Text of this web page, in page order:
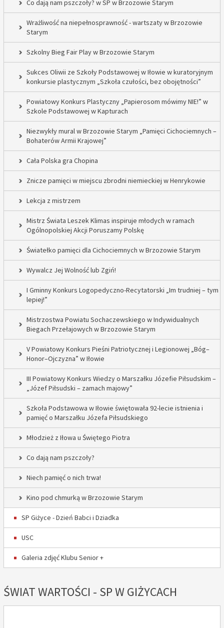
Co dają nam pszczoły? w SP w Brzozowie Starym
Wrażliwość na niepełnosprawność - wartszaty w Brzozowie
Starym
Szkolny Bieg Fair Play w Brzozowie Starym
Sukces Oliwii ze Szkoły Podstawowej w Iłowie w kuratoryjnym
konkursie plastycznym „Szkoła czułości, bez obojętności”
Powiatowy Konkurs Plastyczny „Papierosom mówimy NIE!” w
Szkole Podstawowej w Kapturach
Niezwykły mural w Brzozowie Starym „Pamięci Cichociemnych –
Bohaterów Armii Krajowej”
Cała Polska gra Chopina
Znicze pamięci w miejscu zbrodni niemieckiej w Henrykowie
Lekcja z mistrzem
Mistrz Świata Leszek Klimas inspiruje młodych w ramach
Ogólnopolskiej Akcji Poruszamy Polskę
Światełko pamięci dla Cichociemnych w Brzozowie Starym
Wywalcz Jej Wolność lub Zgiń!
I Gminny Konkurs Logopedyczno-Recytatorski „Im trudniej – tym
lepiej!”
Mistrzostwa Powiatu Sochaczewskiego w Indywidualnych
Biegach Przełajowych w Brzozowie Starym
V Powiatowy Konkurs Pieśni Patriotycznej i Legionowej „Bóg–
Honor–Ojczyzna” w Iłowie
III Powiatowy Konkurs Wiedzy o Marszałku Józefie Piłsudskim –
„Józef Piłsudski – zamach majowy”
Szkoła Podstawowa w Iłowie świętowała 92-lecie istnienia i
pamięć o Marszałku Józefa Piłsudskiego
Młodzież z Iłowa u Świętego Piotra
Co dają nam pszczoły?
Niech pamięć o nich trwa!
Kino pod chmurką w Brzozowie Starym
SP Giżyce - Dzień Babci i Dziadka
USC
Galeria zdjęć Klubu Senior +
ŚWIAT WARTOŚCI - SP W GIŻYCACH